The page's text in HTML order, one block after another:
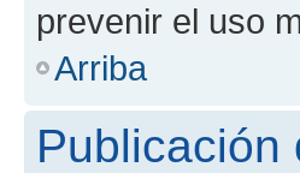
prevenir el uso
Arriba
Publicación